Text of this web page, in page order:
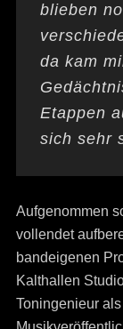
blieben
da kam
Etappen
sich sehr
Aufgenommen
vollendet
bandeigenen
Kalthallen
Toningenieur